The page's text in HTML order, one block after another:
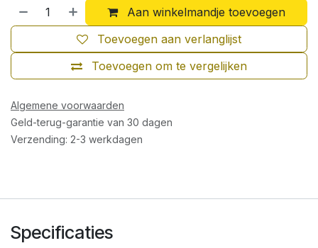
Aan winkelmandje toevoegen
Toevoegen om te vergelijken
Toevoegen aan verlanglijst
Algemene voorwaarden
Geld-terug-garantie van 30 dagen
Verzending: 2-3 werkdagen
Specificaties